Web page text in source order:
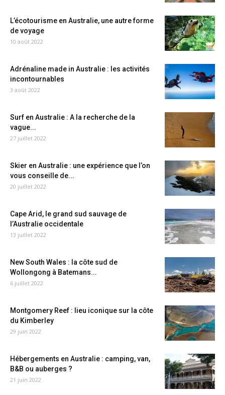
L’écotourisme en Australie, une autre forme
de voyage
10 août 2022
Adrénaline made in Australie : les activités
incontournables
3 août 2022
Surf en Australie : A la recherche de la
vague...
27 juillet 2022
Skier en Australie : une expérience que l’on
vous conseille de...
20 juillet 2022
Cape Arid, le grand sud sauvage de
l’Australie occidentale
13 juillet 2022
New South Wales : la côte sud de
Wollongong à Batemans...
6 juillet 2022
Montgomery Reef : lieu iconique sur la côte
du Kimberley
29 juin 2022
Hébergements en Australie : camping, van,
B&B ou auberges ?
21 juin 2022